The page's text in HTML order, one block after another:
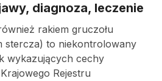
diagnoza, leczenie
rakiem gruczołu
stercza) to niekontrolowany
wykazujących cechy
Rejestru